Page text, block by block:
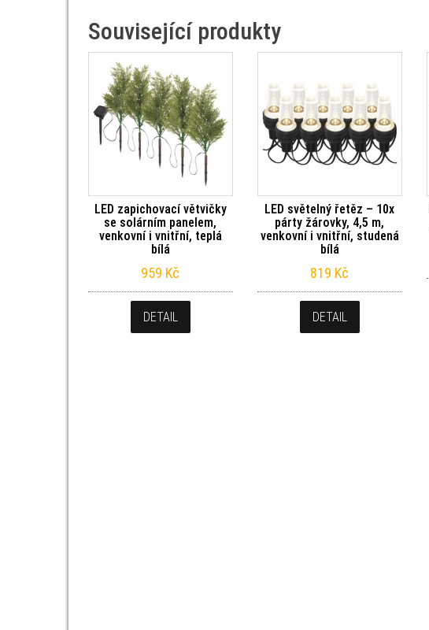
Související produkty
LED zapichovací větvičky
se solárním panelem,
venkovní i vnitřní, teplá
bílá
959 Kč
DETAIL
LED světelný řetěz – 10x
párty žárovky, 4,5 m,
venkovní i vnitřní, studená
bílá
819 Kč
DETAIL